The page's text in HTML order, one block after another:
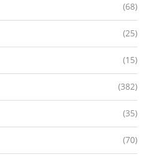
(68)
(25)
(15)
(382)
(35)
(70)